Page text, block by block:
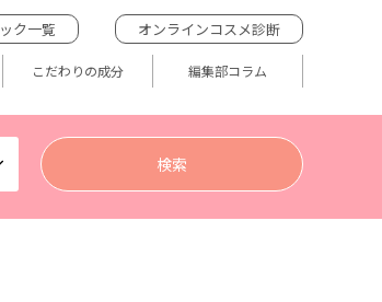
ク一覧 オンラインコスメ診断
こだわりの成分 編集部コラム